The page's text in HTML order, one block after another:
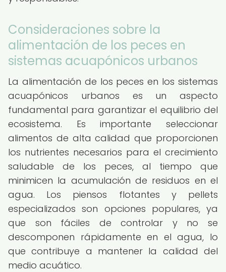
Consideraciones sobre la
alimentación de los peces en
sistemas acuapónicos urbanos
La alimentación de los peces en los sistemas
acuapónicos urbanos es un aspecto
fundamental para garantizar el equilibrio del
ecosistema. Es importante seleccionar
alimentos de alta calidad que proporcionen
los nutrientes necesarios para el crecimiento
saludable de los peces, al tiempo que
minimicen la acumulación de residuos en el
agua. Los piensos flotantes y pellets
especializados son opciones populares, ya
que son fáciles de controlar y no se
descomponen rápidamente en el agua, lo
que contribuye a mantener la calidad del
medio acuático.